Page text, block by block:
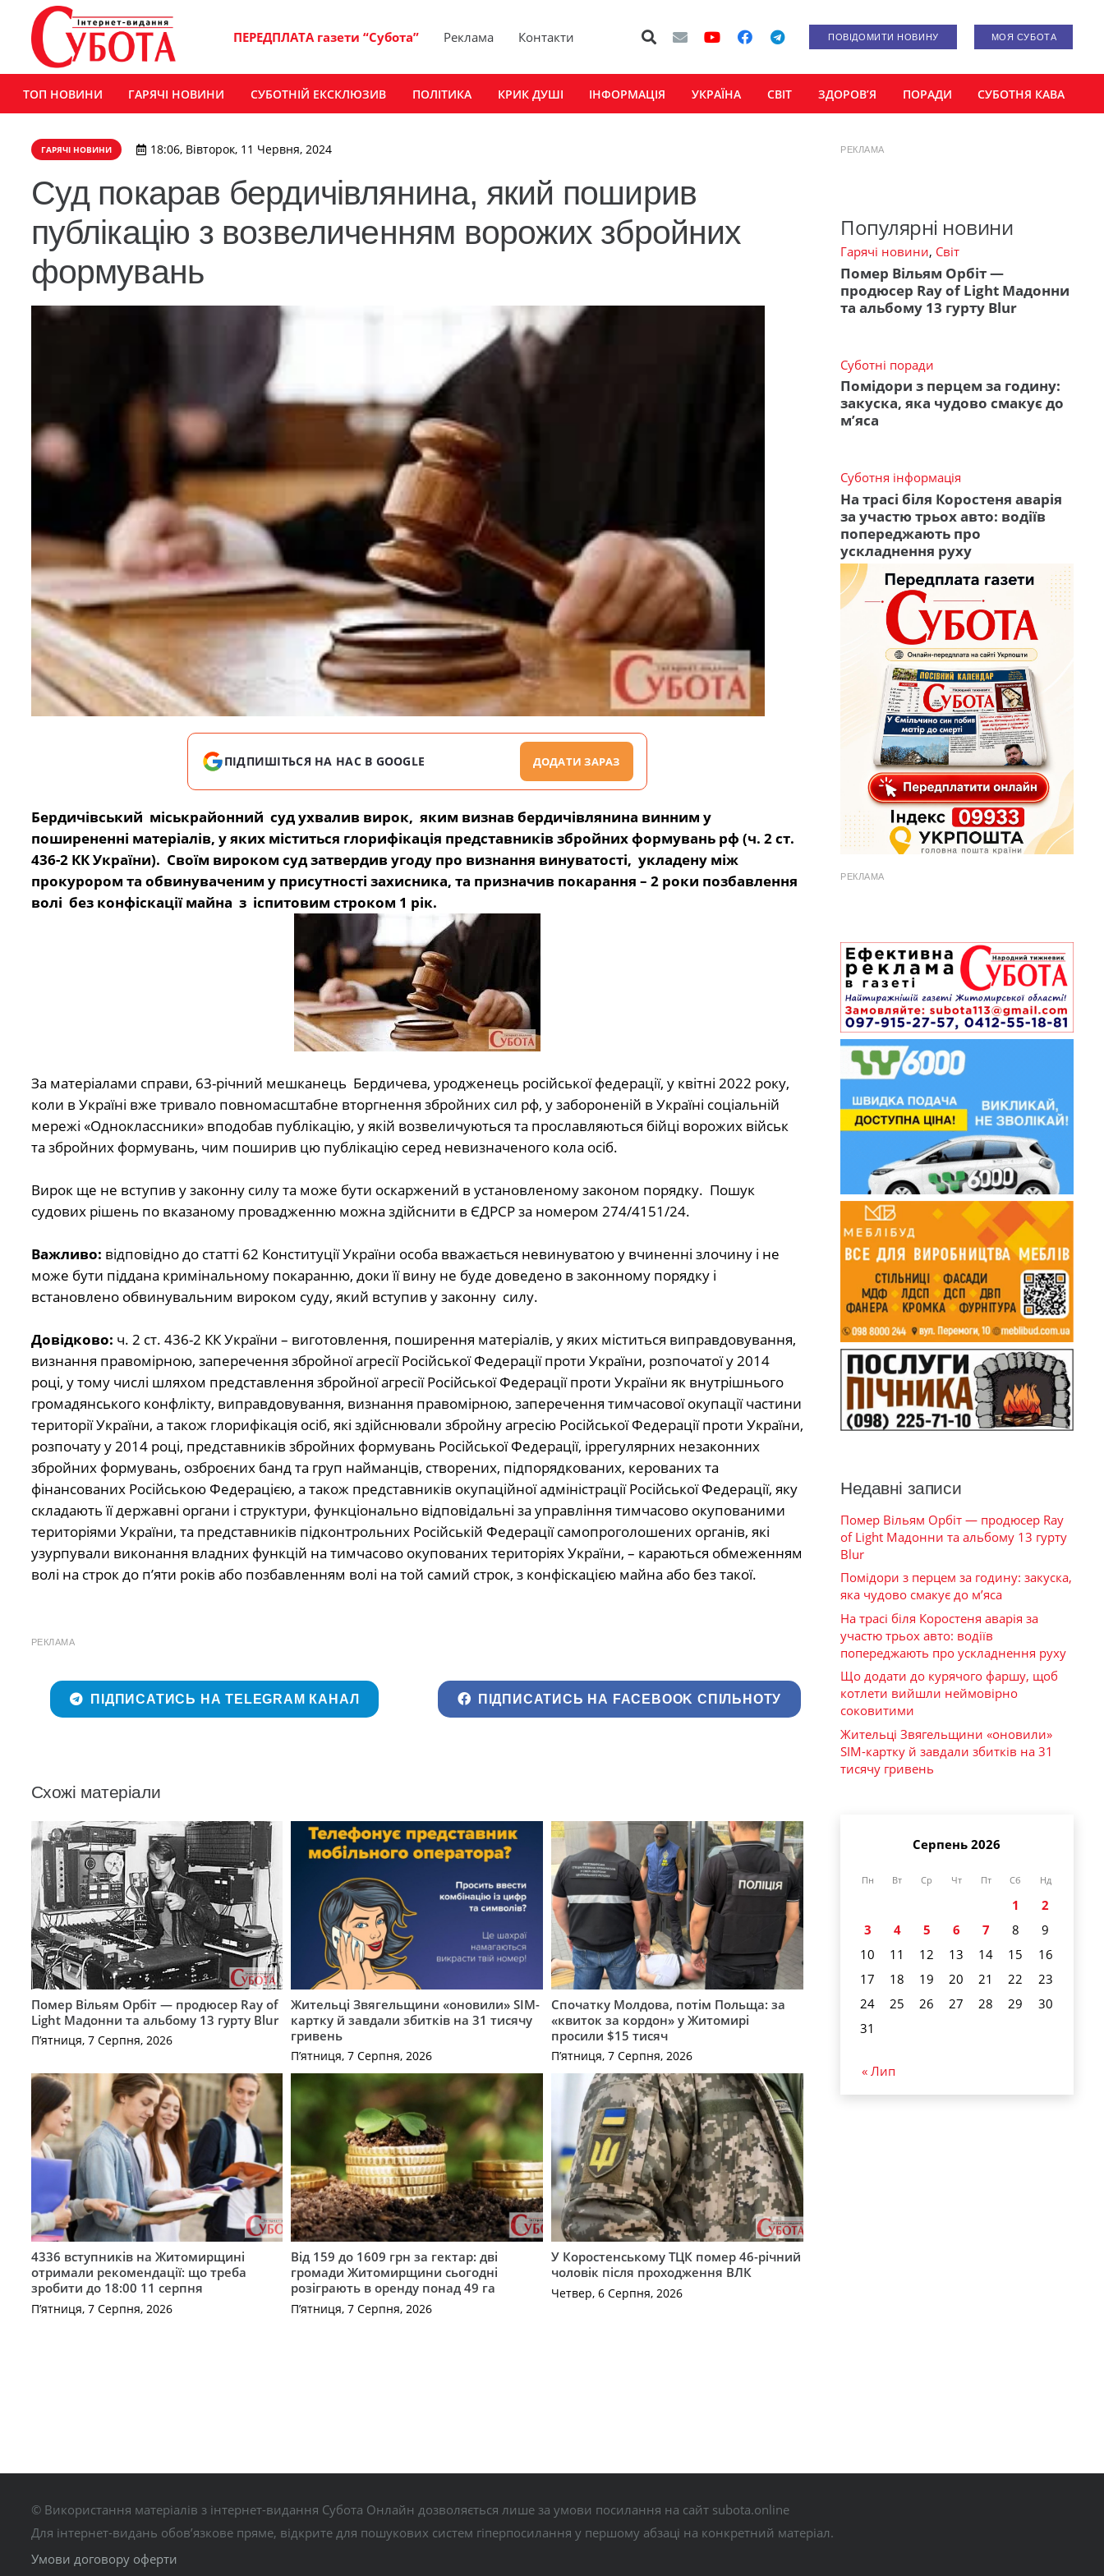
ПЕРЕДПЛАТА газети “Субота” Реклама Контакти ПОВІДОМИТИ НОВИНУ МОЯ СУБОТА
ТОП НОВИНИ ГАРЯЧІ НОВИНИ СУБОТНІЙ ЕКСКЛЮЗИВ ПОЛІТИКА КРИК ДУШІ ІНФОРМАЦІЯ УКРАЇНА СВІТ ЗДОРОВ’Я ПОРАДИ СУБОТНЯ КАВА
ГАРЯЧІ НОВИНИ 18:06, Вівторок, 11 Червня, 2024
Суд покарав бердичівлянина, який поширив
публікацію з возвеличенням ворожих збройних
формувань
ПІДПИШІТЬСЯ НА НАС В GOOGLE ДОДАТИ ЗАРАЗ
Бердичівський міськрайонний суд ухвалив вирок, яким визнав бердичівлянина винним у
поширененні матеріалів, у яких міститься глорифікація представників збройних формувань рф (ч. 2 ст.
436-2 КК України). Своїм вироком суд затвердив угоду про визнання винуватості, укладену між
прокурором та обвинуваченим у присутності захисника, та призначив покарання – 2 роки позбавлення
волі без конфіскації майна з іспитовим строком 1 рік.
За матеріалами справи, 63-річний мешканець Бердичева, уродженець російської федерації, у квітні 2022 року,
коли в Україні вже тривало повномасштабне вторгнення збройних сил рф, у забороненій в Україні соціальній
мережі «Одноклассники» вподобав публікацію, у якій возвеличуються та прославляються бійці ворожих військ
та збройних формувань, чим поширив цю публікацію серед невизначеного кола осіб.
Вирок ще не вступив у законну силу та може бути оскаржений в установленому законом порядку. Пошук
судових рішень по вказаному провадженню можна здійснити в ЄДРСР за номером 274/4151/24.
Важливо: відповідно до статті 62 Конституції України особа вважається невинуватою у вчиненні злочину і не
може бути піддана кримінальному покаранню, доки її вину не буде доведено в законному порядку і
встановлено обвинувальним вироком суду, який вступив у законну силу.
Довідково: ч. 2 ст. 436-2 КК України – виготовлення, поширення матеріалів, у яких міститься виправдовування,
визнання правомірною, заперечення збройної агресії Російської Федерації проти України, розпочатої у2014
році, у тому числі шляхом представлення збройної агресії Російської Федерації проти України як внутрішнього
громадянського конфлікту, виправдовування, визнання правомірною, заперечення тимчасової окупації частини
території України, а також глорифікація осіб, які здійснювали збройну агресію Російської Федерації проти України,
розпочату у2014році, представників збройних формувань Російської Федерації, іррегулярних незаконних
збройних формувань, озброєних банд та груп найманців, створених, підпорядкованих, керованих та
фінансованих Російською Федерацією, а також представників окупаційної адміністрації Російської Федерації, яку
складають її державні органи і структури, функціонально відповідальні за управління тимчасово окупованими
територіями України, та представників підконтрольних Російській Федерації самопроголошених органів, які
узурпували виконання владних функцій на тимчасово окупованих територіях України, – караються обмеженням
волі на строк до п’яти років або позбавленням волі на той самий строк, з конфіскацією майна або без такої.
РЕКЛАМА
ПІДПИСАТИСЬ НА TELEGRAM КАНАЛ ПІДПИСАТИСЬ НА FACEBOOK СПІЛЬНОТУ
Схожі матеріали
Помер Вільям Орбіт — продюсер Ray of
Light Мадонни та альбому 13 гурту Blur
П’ятниця, 7 Серпня, 2026
Жительці Звягельщини «оновили» SIM-
картку й завдали збитків на 31 тисячу
гривень
П’ятниця, 7 Серпня, 2026
Спочатку Молдова, потім Польща: за
«квиток за кордон» у Житомирі
просили $15 тисяч
П’ятниця, 7 Серпня, 2026
4336 вступників на Житомирщині
отримали рекомендації: що треба
зробити до 18:00 11 серпня
П’ятниця, 7 Серпня, 2026
Від 159 до 1609 грн за гектар: дві
громади Житомирщини сьогодні
розіграють в оренду понад 49 га
П’ятниця, 7 Серпня, 2026
У Коростенському ТЦК помер 46-річний
чоловік після проходження ВЛК
Четвер, 6 Серпня, 2026
РЕКЛАМА
Популярні новини
Гарячі новини, Світ
Помер Вільям Орбіт —
продюсер Ray of Light Мадонни
та альбому 13 гурту Blur
Суботні поради
Помідори з перцем за годину:
закуска, яка чудово смакує до
м’яса
Суботня інформація
На трасі біля Коростеня аварія
за участю трьох авто: водіїв
попереджають про
ускладнення руху
РЕКЛАМА
Недавні записи
Помер Вільям Орбіт — продюсер Ray
of Light Мадонни та альбому 13 гурту
Blur
Помідори з перцем за годину: закуска,
яка чудово смакує до м’яса
На трасі біля Коростеня аварія за
участю трьох авто: водіїв
попереджають про ускладнення руху
Що додати до курячого фаршу, щоб
котлети вийшли неймовірно
соковитими
Жительці Звягельщини «оновили»
SIM-картку й завдали збитків на 31
тисячу гривень
Серпень 2026
Пн Вт Ср Чт Пт Сб Нд
1
2
3
4 5 6 7 8
9
10
11 12 13 14 15
16
17
18 19 20 21 22
23
24
25 26 27 28 29
30
31
« Лип
© Використання матеріалів з інтернет-видання Субота Онлайн дозволяється лише за умови посилання на сайт subota.online
Для інтернет-видань обов’язкове пряме, відкрите для пошукових систем гіперпосилання у першому абзаці на конкретний матеріал.
Умови договору оферти